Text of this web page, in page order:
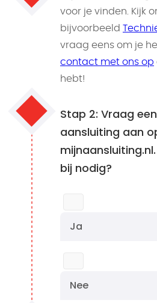
voor je vinden. Kijk
bijvoorbeeld
vraag eens om je
contact met ons op
hebt!
Stap 2: Vraag
aansluiting aan
bij nodig?
Ja
Nee